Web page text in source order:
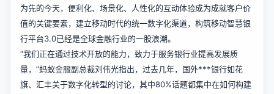
为先的今天，便利化、场景化、人性化的互动体验成为成就客户价
值的关键要素，建立移动时代的统一数字化渠道，构筑移动智慧银
行平台3.0已经是全球金融行业的一股浪潮。
“我们正在通过技术开放的能力，致力于服务银行业提高发展质
量，”蚂蚁金服副总裁刘伟光指出，过去几年，国外***银行如花
旗、汇丰关于数字化转型的讨论，其中80%话题都集中在如何构建